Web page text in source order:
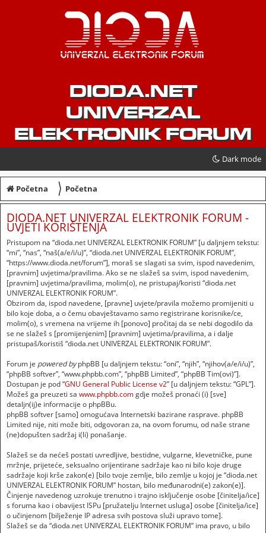
DIODA.NET
UNIVERZAL
ELEKTRONIK FORUM
Dark mode
Početna 〉 Početna
DIODA.NET UNIVERZAL ELEKTRONIK FORUM -
UVJETI KORIŠTENJA
Pristupom na “dioda.net UNIVERZAL ELEKTRONIK FORUM” [u daljnjem tekstu:
“mi”, “nas”, “naš(a/e/i/u)”, “dioda.net UNIVERZAL ELEKTRONIK FORUM”,
“https://www.dioda.net/forum”], moraš se slagati sa svim, ispod navedenim,
[pravnim] uvjetima/pravilima. Ako se ne slažeš sa svim, ispod navedenim,
[pravnim] uvjetima/pravilima, molim(o), ne pristupaj/koristi “dioda.net
UNIVERZAL ELEKTRONIK FORUM”.
Obzirom da, ispod navedene, [pravne] uvjete/pravila možemo promijeniti u
bilo koje doba, a o čemu obavještavamo samo registrirane korisnike/ce,
molim(o), s vremena na vrijeme ih [ponovo] pročitaj da se nebi dogodilo da
se ne slažeš s [promijenjenim] [pravnim] uvjetima/pravilima, a i dalje
pristupaš/koristiš “dioda.net UNIVERZAL ELEKTRONIK FORUM”.
Forum je powered byphpBB [u daljnjem tekstu: “oni”, “njih”, “njihov(a/e/i/u)”,
“phpBB softver”, “www.phpbb.com”, “phpBB Limited”, “phpBB Tim(ovi)”].
Dostupan je pod “GNU General Public License v2” [u daljnjem tekstu: “GPL”].
Možeš ga preuzeti sa www.phpbb.comgdje možeš pronaći (i) [sve]
detaljn(ij)e informacije o phpBBu.
phpBB softver [samo] omogućava Internetski bazirane rasprave. phpBB
Limited nije, niti može biti, odgovoran za, na ovom forumu, od naše strane
(ne)dopušten sadržaj i(li) ponašanje.
Slažeš se da nećeš postati uvredljive, bestidne, vulgarne, klevetničke, pune
mržnje, prijeteće, seksualno orijentirane sadržaje kao ni bilo koje druge
sadržaje koji krše zakon(e) [bilo tvoje zemlje, bilo zemlje u kojoj je “dioda.net
UNIVERZAL ELEKTRONIK FORUM” hostan, bilo međunarodni(e) zakon(e)].
Činjenje navedenog uzrokuje trenutno i trajno isključenje osobe [činitelja/ice]
s foruma kao i obavijest ISPu [pružatelju Internet usluga] osobe [činitelja/ice]
o učinjenom [bilježenje IP adresa svih postova služi upravo tome].
Slažeš se da “dioda.net UNIVERZAL ELEKTRONIK FORUM” ima pravo, u bilo